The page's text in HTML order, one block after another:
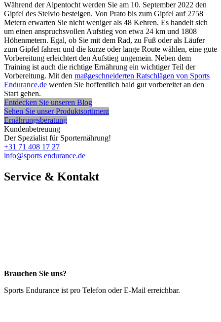
Während der Alpentocht werden Sie am 10. September 2022 den
Gipfel des Stelvio besteigen. Von Prato bis zum Gipfel auf 2758
Metern erwarten Sie nicht weniger als 48 Kehren. Es handelt sich
um einen anspruchsvollen Aufstieg von etwa 24 km und 1808
Höhenmetern. Egal, ob Sie mit dem Rad, zu Fuß oder als Läufer
zum Gipfel fahren und die kurze oder lange Route wählen, eine gute
Vorbereitung erleichtert den Aufstieg ungemein. Neben dem
Training ist auch die richtige Ernährung ein wichtiger Teil der
Vorbereitung. Mit den maßgeschneiderten Ratschlägen von Sports
Endurance.de werden Sie hoffentlich bald gut vorbereitet an den
Start gehen.
Entdecken Sie unseren Blog
Sehen Sie unser Produktsortiment
Ernährungsberatung
Kundenbetreuung
Der Spezialist für Sporternährung!
+31 71 408 17 27
info@sports endurance.de
Service & Kontakt
Brauchen Sie uns?
Sports Endurance ist pro Telefon oder E-Mail erreichbar.